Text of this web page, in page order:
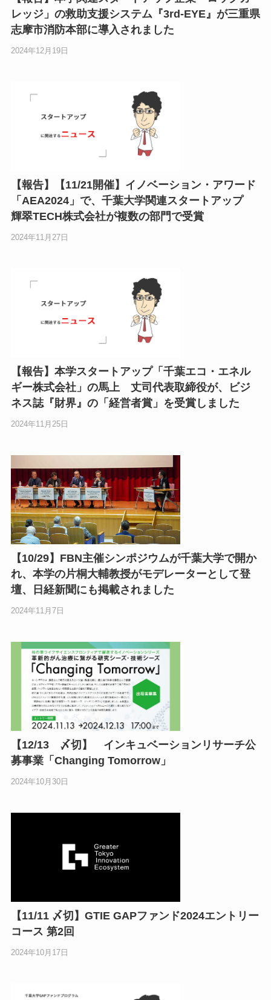
レッジ」の救助支援システム『3rd-EYE』が三重県
志摩市消防本部に導入されました
2024年12月19日
【報告】【11/21開催】イノベーション・アワード
「AEA2024」で、千葉大学関連スタートアップ
輝翠TECH株式会社が複数の部門で受賞
2024年11月27日
【報告】本学スタートアップ「千葉エコ・エネル
ギー株式会社」の馬上 丈司代表取締役が、ビジ
ネス誌『財界』の「経営者賞」を受賞しました
2024年11月25日
【10/29】FBN主催シンポジウムが千葉大学で開か
れ、本学の片桐大輔教授がモデレーターとして登
壇、日経新聞にも掲載されました
2024年11月7日
【12/13 〆切】 インキュベーションリサーチ公
募事業「Changing Tomorrow」
2024年10月30日
【11/11 〆切】GTIE GAPファンド2024エントリー
コース 第2回
2024年10月17日